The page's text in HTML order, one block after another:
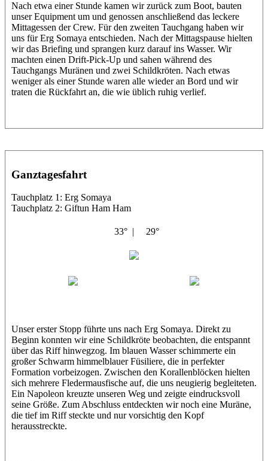
Nach etwa einer Stunde kamen wir zurück zum Boot, bauten
unser Equipment um und genossen anschließend das leckere
Mittagessen der Crew. Für den zweiten Tauchgang haben wir
uns für Erg Somaya entschieden. Nach der Mittagspause hielten
wir das Briefing und sprangen kurz darauf ins Wasser. Wir
machten einen Drift-Pick-Up und sahen während des
Tauchgangs Muränen und zwei Schildkröten. Nach etwas
weniger als einer Stunde waren alle wieder an Bord und wir
traten die Rückfahrt an, die wie üblich ruhig verlief.
Ganztagesfahrt
Tauchplatz 1: Erg Somaya
Tauchplatz 2: Giftun Ham Ham
33° | 29°
Unser erster Stopp führte uns nach Erg Somaya. Direkt zu
Beginn konnten wir eine Schildkröte beobachten, die entspannt
über das Riff hinwegzog. Im blauen Wasser schimmerte ein
großer Schwarm himmelblauer Füsiliere, die in perfekter
Formation vorbeizogen. Zwischen den Korallenblöcken hielten
sich mehrere Fledermausfische auf, die uns neugierig begleiteten.
Ein Napoleon kreuzte unseren Weg und zeigte eindrucksvoll
seine Größe. Zum Abschluss entdeckten wir noch eine Muräne,
die tief im Riff steckte und nur vorsichtig den Kopf
herausstreckte.